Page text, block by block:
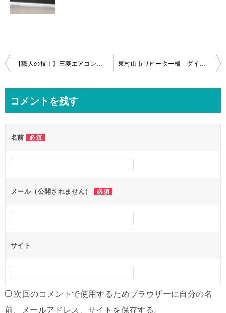
投
ビ
ー
シ
ョ
ン
コメントを残す
名前 必須
メール（公開されません） 必須
サイト
次回のコメントで使用するためブラウザーに自分の名
前、メールアドレス、サイトを保存する。